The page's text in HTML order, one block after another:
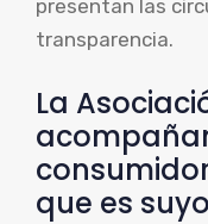
presentan las
transparencia.
La
que es